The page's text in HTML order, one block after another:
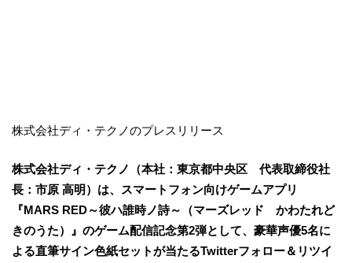
株式会社ディ・テクノのプレスリリース
株式会社ディ・テクノ（本社：東京都中央区 代表取締役社
長：市原 高明）は、スマートフォン向けゲームアプリ
『MARS RED～彼ハ誰時ノ詩～（マーズレッド かわたれど
きのうた）』のゲーム配信記念第2弾として、豪華声優5名に
よる直筆サイン色紙セットが当たるTwitterフォロー＆リツイ